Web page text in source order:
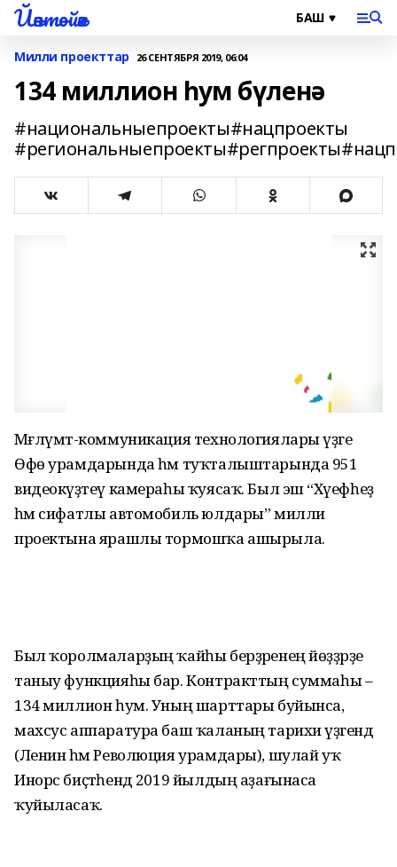
Йәнтөйәк
Милли проекттар 26 СЕНТЯБРЯ 2019, 06:04
134 миллион һум бүленә
#национальныепроекты#нацпроекты
Мәғлүмәт-коммуникация технологиялары үҙәге
Өфө урамдарында һәм туҡталыштарында 951
видеокүҙәтеү камераһы ҡуясаҡ. Был эш “Хәүефһеҙ
һәм сифатлы автомобиль юлдары” милли
проектына ярашлы тормошҡа ашырыла.
Был ҡоролмаларҙың ҡайһы берҙәренең йөҙҙәрҙе
таныу функцияһы бар. Контракттың суммаһы –
134 миллион һум. Уның шарттары буйынса,
махсус аппаратура баш ҡаланың тарихи үҙәгендә
(Ленин һәм Революция урамдары), шулай уҡ
Инорс биҫтәһендә 2019 йылдың аҙағынаса
ҡуйыласаҡ.